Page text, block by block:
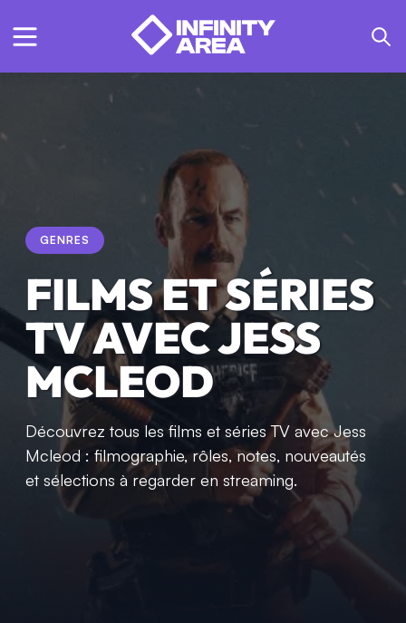
GENRES
FILMS ET SÉRIES
TV AVEC JESS
MCLEOD
Découvrez tous les films et séries TV avec Jess
Mcleod : filmographie, rôles, notes, nouveautés
et sélections à regarder en streaming.